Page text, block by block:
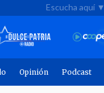
Escucha aquí ▼
Opinión Podcast